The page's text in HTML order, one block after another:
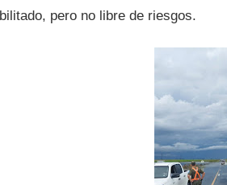
pero no libre de riesgos.